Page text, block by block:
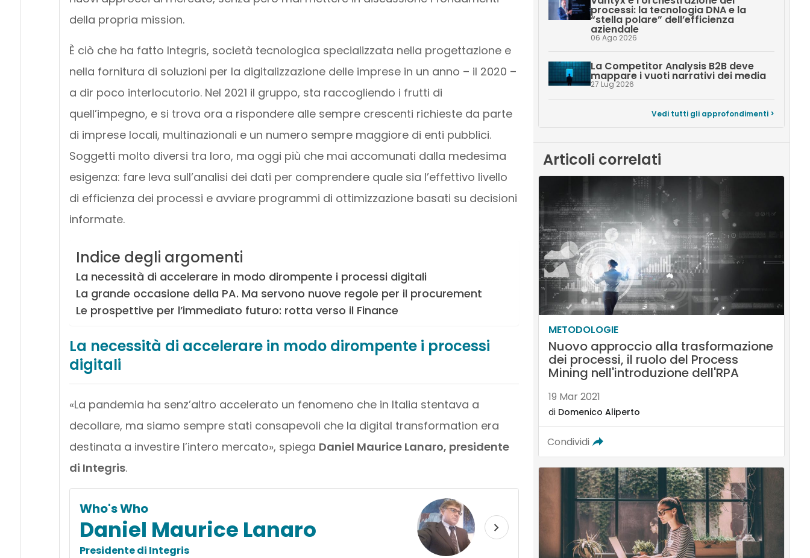
della propria mission.
È ciò che ha fatto Integris, società tecnologica specializzata nella progettazione e
nella fornitura di soluzioni per la digitalizzazione delle imprese in un anno – il 2020 –
a dir poco interlocutorio. Nel 2021 il gruppo, sta raccogliendo i frutti di
quell’impegno, e si trova ora a rispondere alle sempre crescenti richieste da parte
di imprese locali, multinazionali e un numero sempre maggiore di enti pubblici.
Soggetti molto diversi tra loro, ma oggi più che mai accomunati dalla medesima
esigenza: fare leva sull’analisi dei dati per comprendere quale sia l’effettivo livello
di efficienza dei processi e avviare programmi di ottimizzazione basati su decisioni
informate.
Indice degli argomenti
La necessità di accelerare in modo dirompente i processi digitali
La grande occasione della PA. Ma servono nuove regole per il procurement
Le prospettive per l’immediato futuro: rotta verso il Finance
La necessità di accelerare in modo dirompente i processi
digitali
«La pandemia ha senz’altro accelerato un fenomeno che in Italia stentava a
decollare, ma siamo sempre stati consapevoli che la digital transformation era
destinata a investire l’intero mercato», spiega Daniel Maurice Lanaro, presidente
di Integris.
Who's Who
Daniel Maurice Lanaro
Presidente di Integris
processi: la tecnologia DNA e la
“stella polare” dell’efficienza
aziendale
06 Ago 2026
La Competitor Analysis B2B deve
mappare i vuoti narrativi dei media
27 Lug 2026
Vedi tutti gli approfondimenti >
Articoli correlati
METODOLOGIE
Nuovo approccio alla trasformazione
dei processi, il ruolo del Process
Mining nell'introduzione dell'RPA
19 Mar 2021
di Domenico Aliperto
Condividi